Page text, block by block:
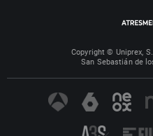
Copyright © Uniprex,
San Sebastián de